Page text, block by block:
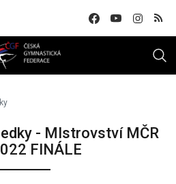
- MIstrovství MČR
FINÁLE